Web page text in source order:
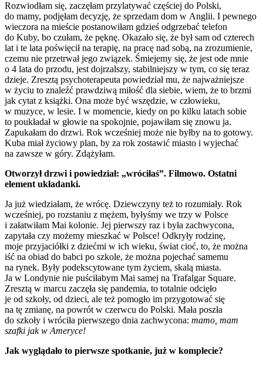
Rozwiodłam się, zaczęłam przylatywać częściej do Polski,
do mamy, podjęłam decyzję, że sprzedam dom w Anglii. I pewnego
wieczora na mieście postanowiłam gdzieś odgrzebać telefon
do Kuby, bo czułam, że pęknę. Okazało się, że był sam od czterech
lat i te lata poświęcił na terapię, na pracę nad sobą, na zrozumienie,
czemu nie przetrwał jego związek. Śmiejemy się, że jest ode mnie
o 4 lata do przodu, jest dojrzalszy, stabilniejszy w tym, co się teraz
dzieje. Zresztą psychoterapeuta powiedział mu, że najważniejsze
w życiu to znaleźć prawdziwą miłość dla siebie, wiem, że to brzmi
jak cytat z książki. Ona może być wszędzie, w człowieku,
w muzyce, w lesie. I w momencie, kiedy on po kilku latach sobie
to poukładał w głowie na spokojnie, pojawiłam się znowu ja.
Zapukałam do drzwi. Rok wcześniej może nie byłby na to gotowy.
Kuba miał życiowy plan, by za rok zostawić miasto i wyjechać
na zawsze w góry. Zdążyłam.
Otworzył drzwi i powiedział: „wróciłaś”. Filmowo. Ostatni
element układanki.
Ja już wiedziałam, że wrócę. Dziewczyny też to rozumiały. Rok
wcześniej, po rozstaniu z mężem, byłyśmy we trzy w Polsce
i załatwiłam Mai kolonie. Jej pierwszy raz i była zachwycona,
zapytała czy możemy mieszkać w Polsce! Odkryły rodzinę,
moje przyjaciółki z dziećmi w ich wieku, świat cioć, to, że można
iść na obiad do babci po szkole, że można pojechać samemu
na rynek. Były podekscytowane tym życiem, skalą miasta.
Ja w Londynie nie puściłabym Mai samej na Trafalgar Square.
Zresztą w marcu zaczęła się pandemia, to totalnie odcięło
je od szkoły, od dzieci, ale też pomogło im przygotować się
na tę zmianę, na powrót w czerwcu do Polski. Mała poszła
do szkoły i wróciła pierwszego dnia zachwycona: mamo, mam
szafki jak w Ameryce!
Jak wyglądało to pierwsze spotkanie, już w komplecie?